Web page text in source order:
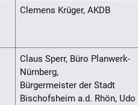
Clemens Krüger, AKDB
Claus Sperr, Büro Planwerk-
Nürnberg,
Bürgermeister der Stadt
Bischofsheim a.d. Rhön, Udo